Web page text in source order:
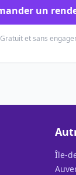
un
Gratuit et sans
Île-